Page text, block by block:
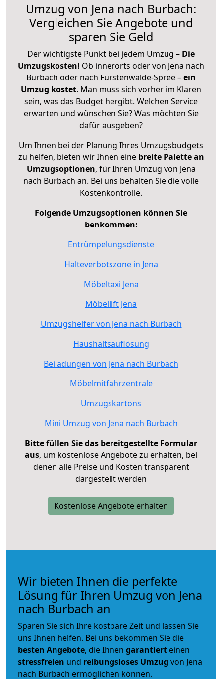
Umzug von Jena nach Burbach:
Vergleichen Sie Angebote und
sparen Sie Geld
Der wichtigste Punkt bei jedem Umzug – Die
Umzugskosten! Ob innerorts oder von Jena nach
Burbach oder nach Fürstenwalde-Spree –ein
Umzug kostet. Man muss sich vorher im Klaren
sein, was das Budget hergibt. Welchen Service
erwarten und wünschen Sie? Was möchten Sie
dafür ausgeben?
Um Ihnen bei der Planung Ihres Umzugsbudgets
zu helfen, bieten wir Ihnen eine breite Palette an
Umzugsoptionen, für Ihren Umzug von Jena
nach Burbach an. Bei uns behalten Sie die volle
Kostenkontrolle.
Folgende Umzugsoptionen können Sie
benkommen:
Entrümpelungsdienste
Halteverbotszone in Jena
Möbeltaxi Jena
Möbellift Jena
Umzugshelfer von Jena nach Burbach
Haushaltsauflösung
Beiladungen von Jena nach Burbach
Möbelmitfahrzentrale
Umzugskartons
Mini Umzug von Jena nach Burbach
Bitte füllen Sie das bereitgestellte Formular
aus, um kostenlose Angebote zu erhalten, bei
denen alle Preise und Kosten transparent
dargestellt werden
Kostenlose Angebote erhalten
Wir bieten Ihnen die perfekte
Lösung für Ihren Umzug von Jena
nach Burbach an
Sparen Sie sich Ihre kostbare Zeit und lassen Sie
uns Ihnen helfen. Bei uns bekommen Sie die
besten Angebote, die Ihnen garantiert einen
stressfreien und reibungsloses Umzug von Jena
nach Burbach ermöglichen können.